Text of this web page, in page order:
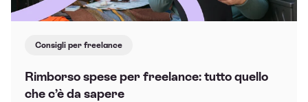
Consigli per freelance
Rimborso spese per freelance: tutto quello
che c’è da sapere